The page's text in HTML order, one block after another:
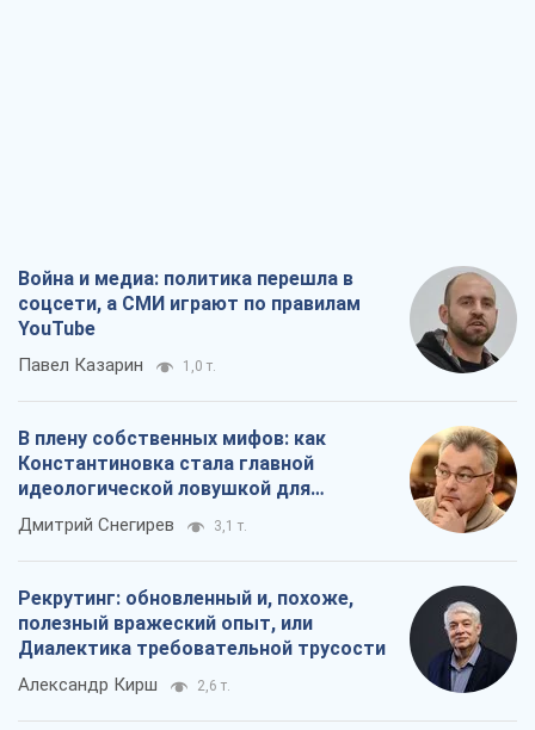
Война и медиа: политика перешла в
соцсети, а СМИ играют по правилам
YouTube
Павел Казарин 1,0 т.
В плену собственных мифов: как
Константиновка стала главной
идеологической ловушкой для
российских оккупантов
Дмитрий Снегирев 3,1 т.
Рекрутинг: обновленный и, похоже,
полезный вражеский опыт, или
Диалектика требовательной трусости
Александр Кирш 2,6 т.